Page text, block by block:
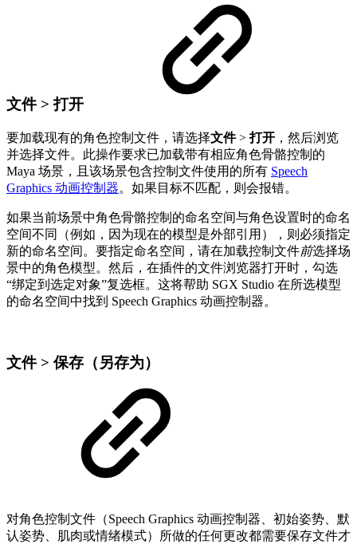
文件 > 打开
要加载现有的角色控制文件，请选择文件>打开 ，然后浏览
并选择文件。此操作要求已加载带有相应角色骨骼控制的
Maya 场景，且该场景包含控制文件使用的所有 Speech
Graphics 动画控制器。如果目标不匹配，则会报错。
如果当前场景中角色骨骼控制的命名空间与角色设置时的命名
空间不同（例如，因为现在的模型是外部引用），则必须指定
新的命名空间。要指定命名空间，请在加载控制文件前选择场
景中的角色模型。然后，在插件的文件浏览器打开时，勾选
“绑定到选定对象”复选框。这将帮助 SGX Studio 在所选模型
的命名空间中找到 Speech Graphics 动画控制器。
文件 > 保存（另存为）
对角色控制文件（Speech Graphics 动画控制器、初始姿势、默
认姿势、肌肉或情绪模式）所做的任何更改都需要保存文件才